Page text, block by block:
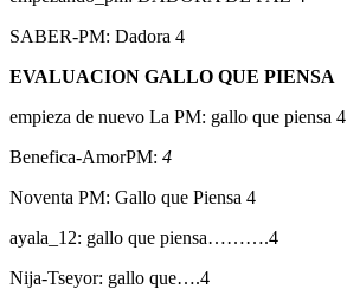
SABER-PM: Dadora 4
EVALUACION GALLO QUE PIENSA
empieza de nuevo La PM: gallo que piensa 4
Benefica-AmorPM: 4
Noventa PM: Gallo que Piensa 4
ayala_12: gallo que piensa……….4
Nija-Tseyor: gallo que….4